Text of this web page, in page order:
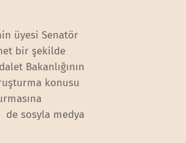
üyesi Senatör
bir şekilde
Bakanlığının
konusu
de sosyla medya